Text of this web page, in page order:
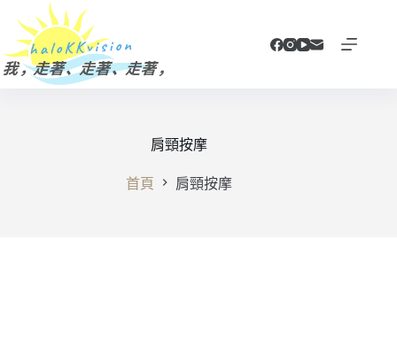
主
要
肩頸按摩
首頁 肩頸按摩